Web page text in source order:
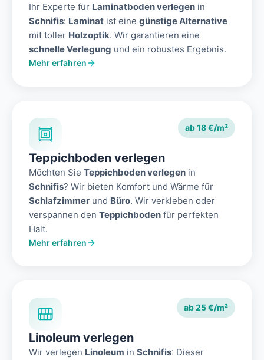
Ihr Experte für Laminatboden verlegen in
Schnifis: Laminat ist eine günstige Alternative
mit toller Holzoptik. Wir garantieren eine
schnelle Verlegung und ein robustes Ergebnis.
Mehr erfahren
ab 18 €/m²
Teppichboden verlegen
Möchten Sie Teppichboden verlegen in
Schnifis? Wir bieten Komfort und Wärme für
Schlafzimmer und Büro. Wir verkleben oder
verspannen den Teppichboden für perfekten
Halt.
Mehr erfahren
ab 25 €/m²
Linoleum verlegen
Wir verlegen Linoleum in Schnifis: Dieser